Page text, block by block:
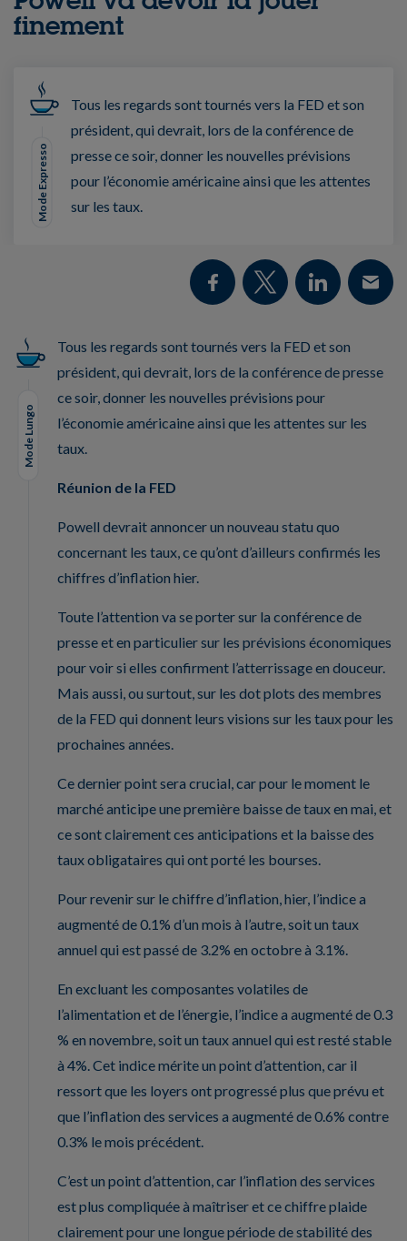
finement
Mode Expresso
Tous les regards sont tournés vers la FED et son
président, qui devrait, lors de la conférence de
presse ce soir, donner les nouvelles prévisions
pour l’économie américaine ainsi que les attentes
sur les taux.
Mode Lungo
Tous les regards sont tournés vers la FED et son
président, qui devrait, lors de la conférence de presse
ce soir, donner les nouvelles prévisions pour
l’économie américaine ainsi que les attentes sur les
taux.
Réunion de la FED
Powell devrait annoncer un nouveau statu quo
concernant les taux, ce qu’ont d’ailleurs confirmés les
chiffres d’inflation hier.
Toute l’attention va se porter sur la conférence de
presse et en particulier sur les prévisions économiques
pour voir si elles confirment l’atterrissage en douceur.
Mais aussi, ou surtout, sur les dot plots des membres
de la FED qui donnent leurs visions sur les taux pour les
prochaines années.
Ce dernier point sera crucial, car pour le moment le
marché anticipe une première baisse de taux en mai, et
ce sont clairement ces anticipations et la baisse des
taux obligataires qui ont porté les bourses.
Pour revenir sur le chiffre d’inflation, hier, l’indice a
augmenté de 0.1% d’un mois à l’autre, soit un taux
annuel qui est passé de 3.2% en octobre à 3.1%.
En excluant les composantes volatiles de
l’alimentation et de l’énergie, l’indice a augmenté de 0.3
% en novembre, soit un taux annuel qui est resté stable
à 4%. Cet indice mérite un point d’attention, car il
ressort que les loyers ont progressé plus que prévu et
que l’inflation des services a augmenté de 0.6% contre
0.3% le mois précédent.
C’est un point d’attention, car l’inflation des services
est plus compliquée à maîtriser et ce chiffre plaide
clairement pour une longue période de stabilité des